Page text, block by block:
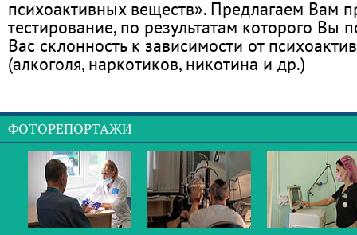
психоактивных веществ». Предлагаем Вам
тестирование, по результатам которого Вы
Вас склонность к зависимости от
(алкоголя, наркотиков, никотина и др.)
ФОТОРЕПОРТАЖИ